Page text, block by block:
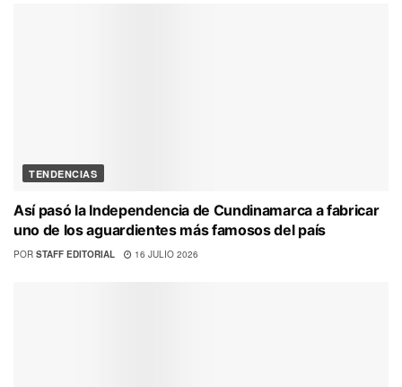
TENDENCIAS
Así pasó la Independencia de Cundinamarca a fabricar
uno de los aguardientes más famosos del país
POR STAFF EDITORIAL 16 JULIO 2026